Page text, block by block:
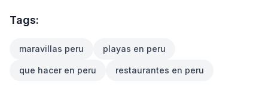
Tags:
maravillas peru playas en peru
que hacer en peru restaurantes en peru